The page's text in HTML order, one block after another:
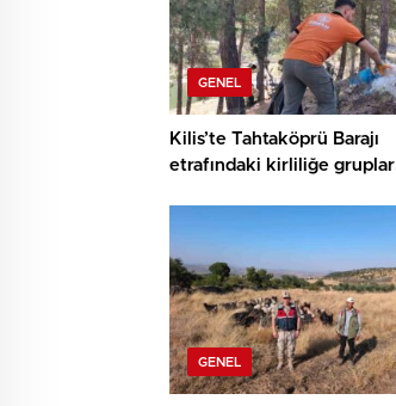
GENEL
Kilis’te Tahtaköprü Barajı
etrafındaki kirliliğe gruplar
GENEL